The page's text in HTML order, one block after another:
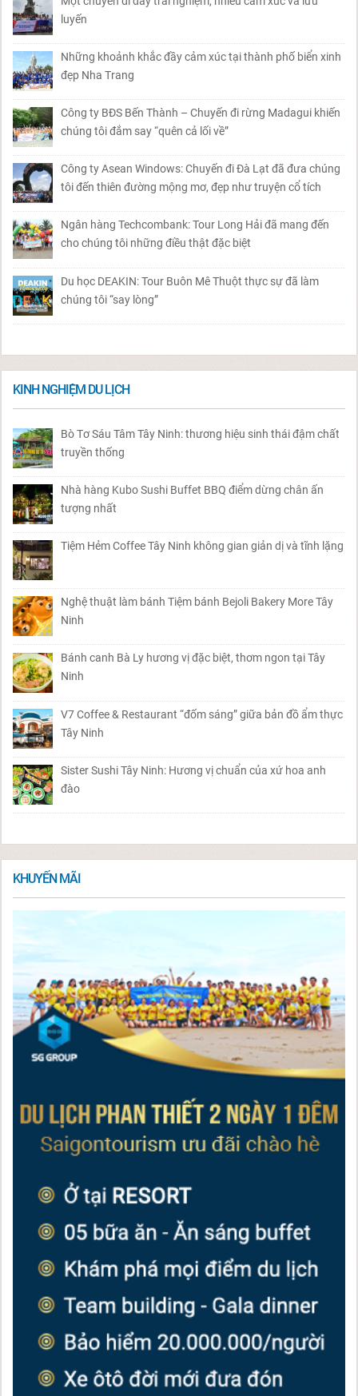
luyến
Những khoảnh khắc đầy cảm xúc tại thành phố biển xinh
đẹp Nha Trang
Công ty BĐS Bến Thành – Chuyến đi rừng Madagui khiến
chúng tôi đắm say “quên cả lối về”
Công ty Asean Windows: Chuyến đi Đà Lạt đã đưa chúng
tôi đến thiên đường mộng mơ, đẹp như truyện cổ tích
Ngân hàng Techcombank: Tour Long Hải đã mang đến
cho chúng tôi những điều thật đặc biệt
Du học DEAKIN: Tour Buôn Mê Thuột thực sự đã làm
chúng tôi “say lòng”
KINH NGHIỆM DU LỊCH
Bò Tơ Sáu Tâm Tây Ninh: thương hiệu sinh thái đậm chất
truyền thống
Nhà hàng Kubo Sushi Buffet BBQ điểm dừng chân ấn
tượng nhất
Tiệm Hẻm Coffee Tây Ninh không gian giản dị và tĩnh lặng
Nghệ thuật làm bánh Tiệm bánh Bejoli Bakery More Tây
Ninh
Bánh canh Bà Ly hương vị đặc biệt, thơm ngon tại Tây
Ninh
V7 Coffee & Restaurant “đốm sáng” giữa bản đồ ẩm thực
Tây Ninh
Sister Sushi Tây Ninh: Hương vị chuẩn của xứ hoa anh
đào
KHUYẾN MÃI